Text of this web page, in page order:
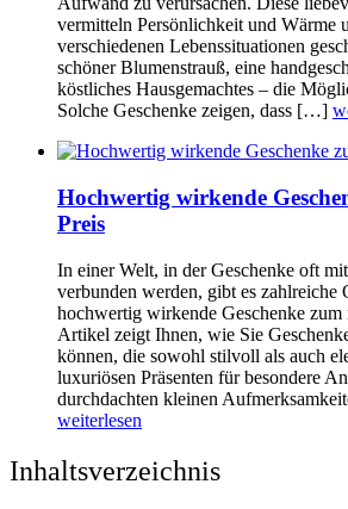
vermitteln Persönlichkeit und Wärme
verschiedenen Lebenssituationen
schöner Blumenstrauß, eine
köstliches Hausgemachtes – die
Solche Geschenke zeigen, dass […]
Hochwertig wirkende
Preis
In einer Welt, in der Geschenke oft
verbunden werden, gibt es zahlreiche
hochwertig wirkende Geschenke zum
Artikel zeigt Ihnen, wie Sie
können, die sowohl stilvoll als auch
luxuriösen Präsenten für besondere
durchdachten kleinen
weiterlesen
Inhaltsverzeichnis